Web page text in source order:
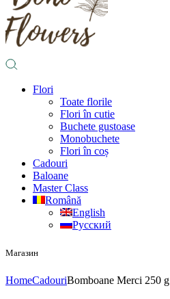
Flori
Toate florile
Flori în cutie
Buchete gustoase
Monobuchete
Flori în coș
Cadouri
Baloane
Master Class
Română
English
Русский
Магазин
HomeCadouriBomboane Merci 250 g